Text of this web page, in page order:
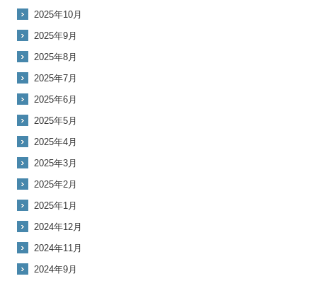
2025年10月
2025年9月
2025年8月
2025年7月
2025年6月
2025年5月
2025年4月
2025年3月
2025年2月
2025年1月
2024年12月
2024年11月
2024年9月